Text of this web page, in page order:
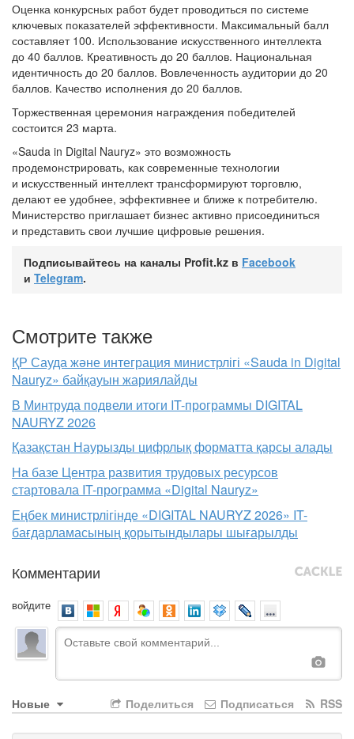
Оценка конкурсных работ будет проводиться по системе
ключевых показателей эффективности. Максимальный балл
составляет 100. Использование искусственного интеллекта
до 40 баллов. Креативность до 20 баллов. Национальная
идентичность до 20 баллов. Вовлеченность аудитории до 20
баллов. Качество исполнения до 20 баллов.
Торжественная церемония награждения победителей
состоится 23 марта.
«Sauda in Digital Nauryz» это возможность
продемонстрировать, как современные технологии
и искусственный интеллект трансформируют торговлю,
делают ее удобнее, эффективнее и ближе к потребителю.
Министерство приглашает бизнес активно присоединиться
и представить свои лучшие цифровые решения.
Подписывайтесь на каналы Profit.kz в Facebook
и Telegram.
Смотрите также
ҚР Сауда және интеграция министрлігі «Sauda in Digital
Nauryz» байқауын жариялайды
В Минтруда подвели итоги IT-программы DIGITAL
NAURYZ 2026
Қазақстан Наурызды цифрлық форматта қарсы алады
На базе Центра развития трудовых ресурсов
стартовала IT-программа «Digital Nauryz»
Еңбек министрлігінде «DIGITAL NAURYZ 2026» IT-
бағдарламасының қорытындылары шығарылды
Комментарии
войдите
Новые RSS
Подписаться
Поделиться